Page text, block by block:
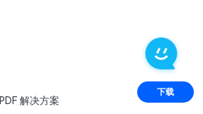
解决方案
下载